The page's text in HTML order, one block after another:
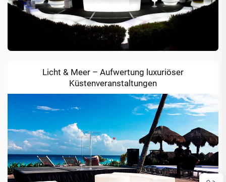
Licht & Meer – Aufwertung luxuriöser
Küstenveranstaltungen